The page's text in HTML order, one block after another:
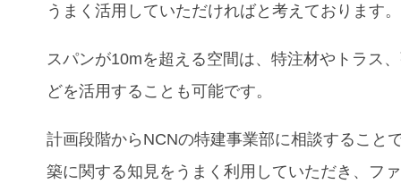
うまく活用していただければと考えております。
スパンが10mを超える空間は、特注材やトラス
どを活用することも可能です。
計画段階からNCNの特建事業部に相談すること
築に関する知見をうまく利用していただき、フ